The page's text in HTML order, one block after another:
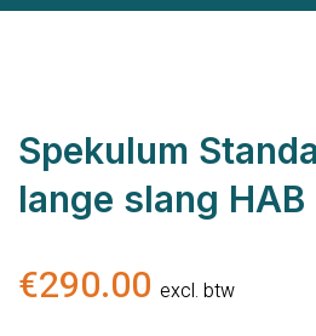
Spekulum
lange slang HAB
€290.00 excl. btw